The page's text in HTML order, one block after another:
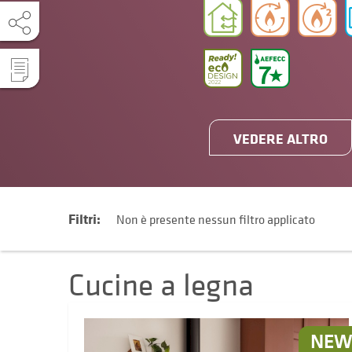
VEDERE ALTRO
Filtri: Non è presente nessun filtro applicato
Cucine a legna
NEW